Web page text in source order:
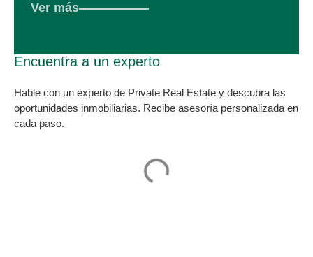
Ver más
Encuentra a un experto
Hable con un experto de Private Real Estate y descubra las
oportunidades inmobiliarias. Recibe asesoría personalizada en
cada paso.